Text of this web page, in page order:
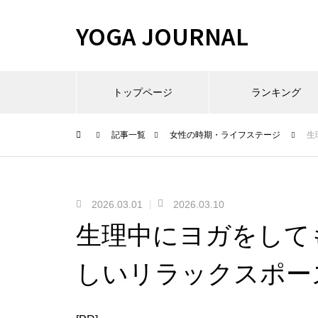
YOGA JOURNAL
トップページ ランキング
記事一覧 女性の時期・ライフステージ 生
2026.03.01 2026.03.10
生理中にヨガをし
しいリラックスポ